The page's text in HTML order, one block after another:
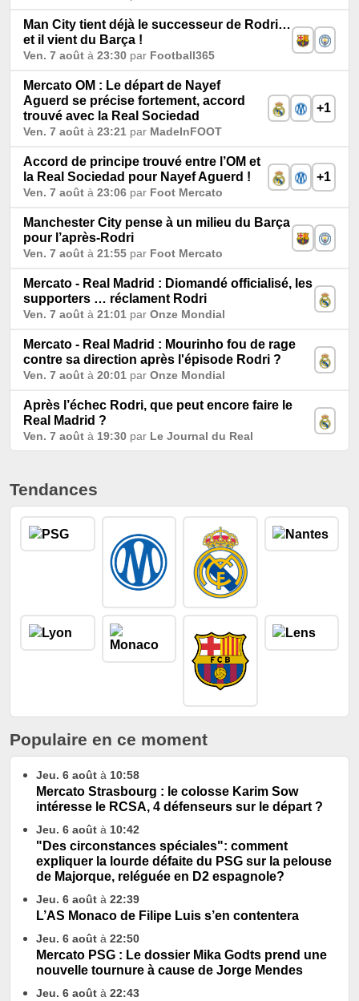
Man City tient déjà le successeur de Rodri…
et il vient du Barça !
Ven. 7 août à 23:30 par Football365
Mercato OM : Le départ de Nayef
Aguerd se précise fortement, accord
trouvé avec la Real Sociedad
Ven. 7 août à 23:21 par MadeInFOOT
+1
Accord de principe trouvé entre l’OM et
la Real Sociedad pour Nayef Aguerd !
Ven. 7 août à 23:06 par Foot Mercato
+1
Manchester City pense à un milieu du Barça
pour l’après-Rodri
Ven. 7 août à 21:55 par Foot Mercato
Mercato - Real Madrid : Diomandé officialisé, les
supporters … réclament Rodri
Ven. 7 août à 21:01 par Onze Mondial
Mercato - Real Madrid : Mourinho fou de rage
contre sa direction après l'épisode Rodri ?
Ven. 7 août à 20:01 par Onze Mondial
Après l’échec Rodri, que peut encore faire le
Real Madrid ?
Ven. 7 août à 19:30 par Le Journal du Real
Tendances
Populaire en ce moment
Jeu. 6 août à 10:58
Mercato Strasbourg : le colosse Karim Sow
intéresse le RCSA, 4 défenseurs sur le départ ?
Jeu. 6 août à 10:42
"Des circonstances spéciales": comment
expliquer la lourde défaite du PSG sur la pelouse
de Majorque, reléguée en D2 espagnole?
Jeu. 6 août à 22:39
L’AS Monaco de Filipe Luis s’en contentera
Jeu. 6 août à 22:50
Mercato PSG : Le dossier Mika Godts prend une
nouvelle tournure à cause de Jorge Mendes
Jeu. 6 août à 22:43